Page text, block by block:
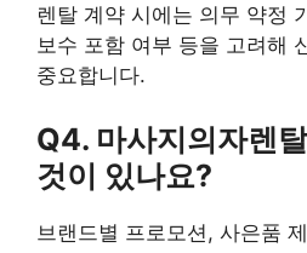
렌탈 계약 시에는 의무 약정
보수 포함 여부 등을 고려해
중요합니다.
Q4. 마사지의자렌
것이 있나요?
브랜드별 프로모션, 사은품